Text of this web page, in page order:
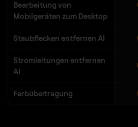
Bearbeitung von
Mobilgeräten zum Desktop
Staubflecken entfernen AI
Stromleitungen entfernen
AI
Farbübertragung